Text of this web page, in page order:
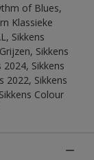
of Blues,
Klassieke
Sikkens
Sikkens
Sikkens
2022, Sikkens
Colour